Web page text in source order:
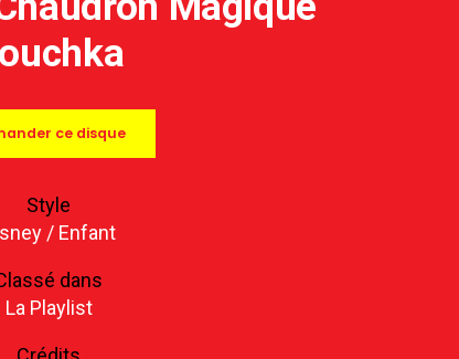
ce disque
Style
/ Enfant
dans
La Playlist